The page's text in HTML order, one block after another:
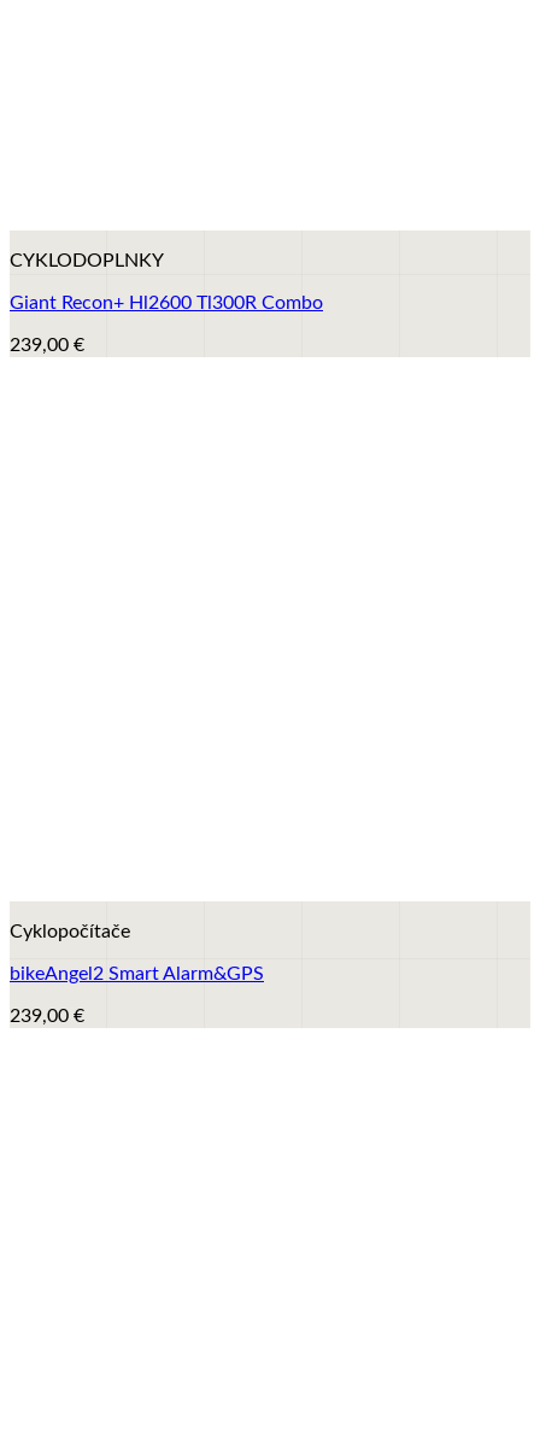
CYKLODOPLNKY
Giant Recon+ Hl2600 Tl300R Combo
239,00 €
Cyklopočítače
bikeAngel2 Smart Alarm&GPS
239,00 €